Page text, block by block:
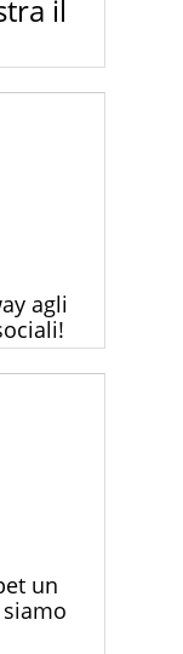
il
dentro
mini
agli
e non
un